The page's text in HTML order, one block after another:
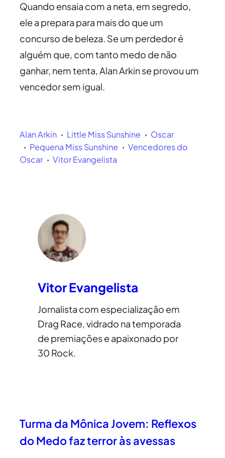
Quando ensaia com a neta, em segredo,
ele a prepara para mais do que um
concurso de beleza. Se um perdedor é
alguém que, com tanto medo de não
ganhar, nem tenta, Alan Arkin se provou um
vencedor sem igual.
Alan Arkin Little Miss Sunshine Oscar
Pequena Miss Sunshine
Vencedores do
Oscar
Vitor Evangelista
Vitor Evangelista
Jornalista com especialização em
Drag Race, vidrado na temporada
de premiações e apaixonado por
30 Rock.
Turma da Mônica Jovem: Reflexos
do Medo faz terror às avessas